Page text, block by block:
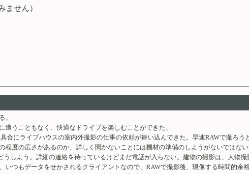
せん）
。
うこともなく、快適なドライブを楽しむことができた。
にライブハウスの室内外撮影の仕事の依頼が舞い込んできた。早速RAWで撮ろう
度の広さがあるのか、詳しく聞かないことには機材の準備のしようがないではな
しよう。詳細の連絡を待っているけどまだ電話が入らない。建物の撮影は、人物
つもデータをせかされるクライアントなので、RAWで撮影後、現像する時間的余